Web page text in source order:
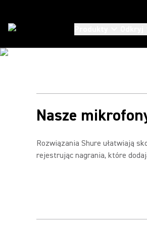
wszystkie żądane dźwięki i
dźwięk za każdym razem.
Nasze
Rozwiązania Shure ułatwiają
rejestrując nagrania, które